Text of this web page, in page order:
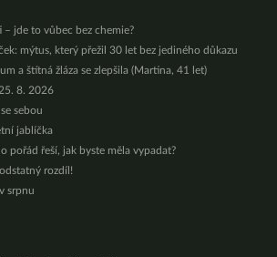
– jde to vůbec bez chemie?
mýtus, který přežil 30 let bez jediného důkazu
a štítná žláza se zlepšila (Martina, 41 let)
8. 2026
sebou
jablíčka
pořád řeší, jak byste měla vypadat?
rozdíl!
srpnu